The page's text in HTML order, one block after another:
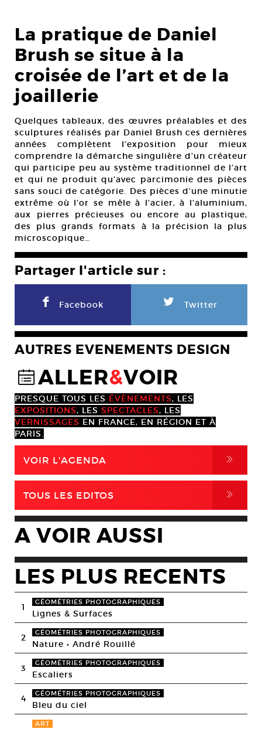
La pratique de Daniel
Brush se situe à la
croisée de l’art et de la
joaillerie
Quelques tableaux, des œuvres préalables et des
sculptures réalisés par Daniel Brush ces dernières
années complètent l’exposition pour mieux
comprendre la démarche singulière d’un créateur
qui participe peu au système traditionnel de l’art
et qui ne produit qu’avec parcimonie des pièces
sans souci de catégorie. Des pièces d’une minutie
extrême où l’or se mêle à l’acier, à l’aluminium,
aux pierres précieuses ou encore au plastique,
des plus grands formats à la précision la plus
microscopique…
Partager l'article sur :
F Facebook L Twitter
AUTRES EVENEMENTS DESIGN
@ALLER&VOIR
PRESQUE TOUS LES ÉVÈNEMENTS, LES
EXPOSITIONS, LES SPECTACLES, LES
VERNISSAGES EN FRANCE, EN RÉGION ET À
PARIS.
VOIR L'AGENDA ,
TOUS LES EDITOS ,
A VOIR AUSSI
LES PLUS RECENTS
1 GÉOMÉTRIES PHOTOGRAPHIQUES
Lignes & Surfaces
2 GÉOMÉTRIES PHOTOGRAPHIQUES
Nature • André Rouillé
3 GÉOMÉTRIES PHOTOGRAPHIQUES
Escaliers
4 GÉOMÉTRIES PHOTOGRAPHIQUES
Bleu du ciel
ART